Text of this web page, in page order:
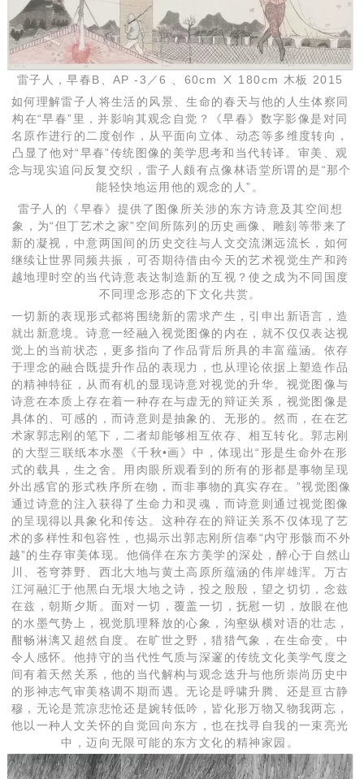
雷子人，早春B、AP -3／6 、60cm Ⅹ 180cm 木板 2015
如何理解雷子人将生活的风景、生命的春天与他的人生体察同
构在“早春”里，并影响其观念自觉？《早春》数字影像是对同
名原作进行的二度创作，从平面向立体、动态等多维度转向，
凸显了他对“早春”传统图像的美学思考和当代转译。审美、观
念与现实追问反复交织，雷子人颇有点像林语堂所谓的是“那个
能轻快地运用他的观念的人”。
雷子人的《早春》提供了图像所关涉的东方诗意及其空间想
象，为“但丁艺术之家”空间所陈列的历史画像、雕刻等带来了
新的凝视，中意两国间的历史交往与人文交流渊远流长，如何
继续让世界同频共振，可否期待借由今天的艺术视觉生产和跨
越地理时空的当代诗意表达制造新的互视？使之成为不同国度
不同理念形态的下文化共赏。
一切新的表现形式都将围绕新的需求产生，引申出新语言，造
就出新意境。诗意一经融入视觉图像的内在，就不仅仅表达视
觉上的当前状态，更多指向了作品背后所具的丰富蕴涵。依存
于理念的融合既提升作品的表现力，也从理论依据上塑造作品
的精神特征，从而有机的显现诗意对视觉的升华。视觉图像与
诗意在本质上存在着一种存在与虚无的辩证关系，视觉图像是
具体的、可感的，而诗意则是抽象的、无形的。然而，在在艺
术家郭志刚的笔下，二者却能够相互依存、相互转化。郭志刚
的大型三联纸本水墨《千秋•画》中，体现出“形是生命外在形
式的载具，生之舍。用肉眼所观看到的所有的形都是事物呈现
外出感官的形式秩序所在物，而非事物的真实存在。”视觉图像
通过诗意的注入获得了生命力和灵魂，而诗意则通过视觉图像
的呈现得以具象化和传达。这种存在的辩证关系不仅体现了艺
术的多样性和包容性，也揭示出郭志刚所信奉“内守形骸而不外
越”的生存审美体现。他倘佯在东方美学的深处，醉心于自然山
川、苍穹莽野、西北大地与黄土高原所蕴涵的伟岸雄浑。万古
江河融汇于他黑白无垠大地之诗，投之殷殷，望之切切，念兹
在兹，朝斯夕斯。面对一切，覆盖一切，抚慰一切，放眼在他
的水墨气势上，视觉肌理释放的心象，沟壑纵横对语的壮志，
酣畅淋漓又超然自度。在旷世之野，猎猎气象，在生命变。中
令人感怀。他持守的当代性气质与深邃的传统文化美学气度之
间有着天然关系，他的当代解构与观念迭升与他所崇尚历史中
的形神志气审美格调不期而遇。无论是呼啸升腾、还是亘古静
穆，无论是荒凉悲怆还是婉转低吟，皆化形万物又物我两忘，
他以一种人文关怀的自觉回向东方，也在找寻自我的一束亮光
中，迈向无限可能的东方文化的精神家园。